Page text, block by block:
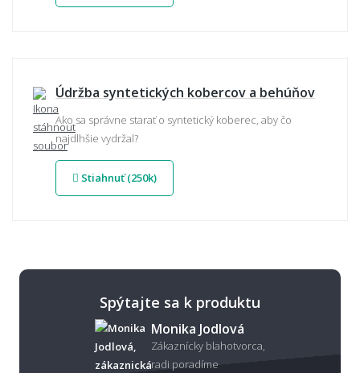
Údržba syntetických kobercov a behúňov
Ako sa správne starať o syntetický koberec, aby čo
najdlhšie vydržal?
Stiahnuť (250k)
Spýtajte sa k produktu
Monika Jodlová
Zákaznícky blahotvorca,
radi poradíme